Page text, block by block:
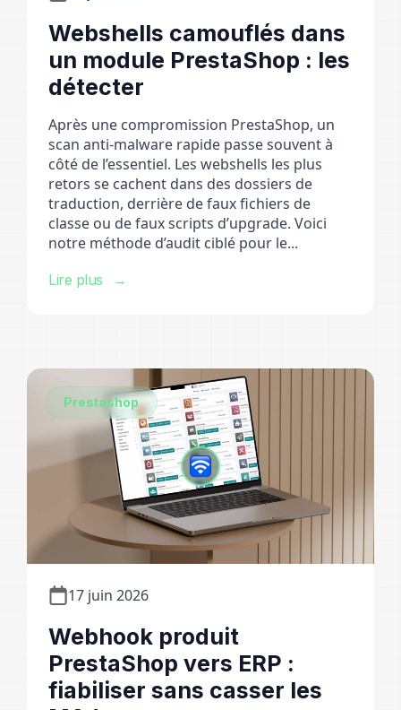
Webshells camouflés dans
un module PrestaShop : les
détecter
Après une compromission PrestaShop, un
scan anti-malware rapide passe souvent à
côté de l’essentiel. Les webshells les plus
retors se cachent dans des dossiers de
traduction, derrière de faux fichiers de
classe ou de faux scripts d’upgrade. Voici
notre méthode d’audit ciblé pour le...
Lire plus
Prestashop
17 juin 2026
Webhook produit
PrestaShop vers ERP :
fiabiliser sans casser les